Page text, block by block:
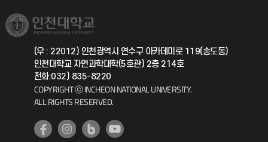
취업정보(학생)
총동문회
국제지원과
공자아카데미
기초교육원
공학교육혁신센터
(우 : 22012) 인천광역시 연수구 아카데미로 119(송도동)
인천대학교 자연과학대학(5호관) 2층 214호
전화:032) 835-8220
COPYRIGHT ⓒ INCHEON NATIONAL UNIVERSITY.
ALL RIGHTS RESERVED.